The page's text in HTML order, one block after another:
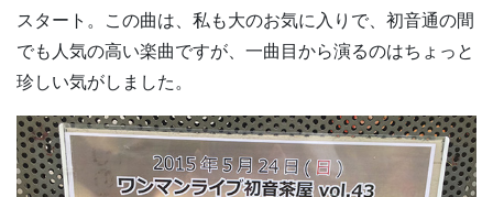
スタート。この曲は、私も大のお気に入りで、初音通の間
でも人気の高い楽曲ですが、一曲目から演るのはちょっと
珍しい気がしました。